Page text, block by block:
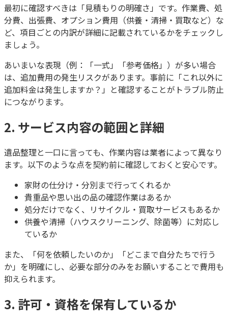
最初に確認すべきは「見積もりの明確さ」です。作業費、処
分費、出張費、オプション費用（供養・清掃・買取など）な
ど、項目ごとの内訳が詳細に記載されているかをチェックし
ましょう。
あいまいな表現（例：「一式」「参考価格」）が多い場合
は、追加費用の発生リスクがあります。事前に「これ以外に
追加料金は発生しますか？」と確認することがトラブル防止
につながります。
2. サービス内容の範囲と詳細
遺品整理と一口に言っても、作業内容は業者によって異なり
ます。以下のような点を契約前に確認しておくと安心です。
家財の仕分け・分別まで行ってくれるか
貴重品や思い出の品の確認作業はあるか
処分だけでなく、リサイクル・買取サービスもあるか
供養や清掃（ハウスクリーニング、除菌等）に対応し
ているか
また、「何を依頼したいのか」「どこまで自分たちで行う
か」を明確にし、必要な部分のみをお願いすることで費用も
抑えられます。
3. 許可・資格を保有しているか